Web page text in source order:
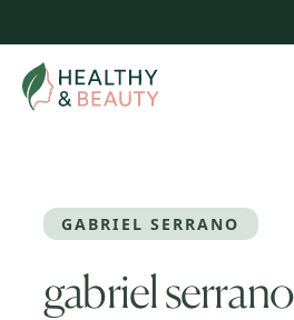
treści
GABRIEL SERRANO
gabriel serrano